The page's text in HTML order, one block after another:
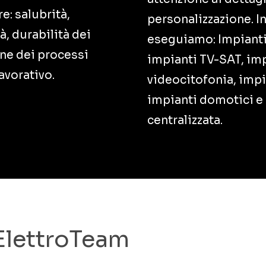
salubrità,
durabilità dei
dei processi
personalizzazione.
eseguiamo:
impianti TV-SAT,
videocitofonia,
impianti domotici e
centralizzata.